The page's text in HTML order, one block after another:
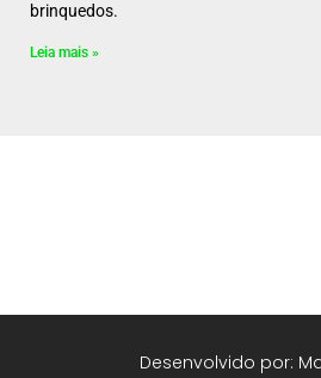
brinquedos.
Leia mais »
Desenvolvido por: